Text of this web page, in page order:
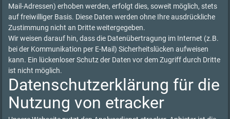
Mail-Adressen) erhoben werden, erfolgt dies, soweit möglich, stets
auf freiwilliger Basis. Diese Daten werden ohne Ihre ausdrückliche
Zustimmung nicht an Dritte weitergegeben.
Wir weisen darauf hin, dass die Datenübertragung im Internet (z.B.
bei der Kommunikation per E-Mail) Sicherheitslücken aufweisen
kann. Ein lückenloser Schutz der Daten vor dem Zugriff durch Dritte
ist nicht möglich.
Datenschutzerklärung für die
Nutzung von etracker